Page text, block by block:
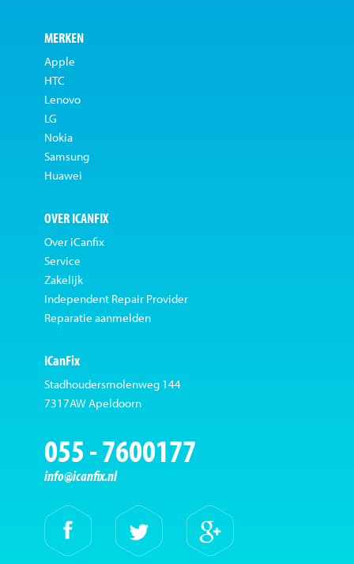
MERKEN
Apple
HTC
Lenovo
LG
Nokia
Samsung
Huawei
OVER ICANFIX
Over iCanfix
Service
Zakelijk
Independent Repair Provider
Reparatie aanmelden
ICanFix
Stadhoudersmolenweg 144
7317AW Apeldoorn
055 - 7600177
info@icanfix.nl